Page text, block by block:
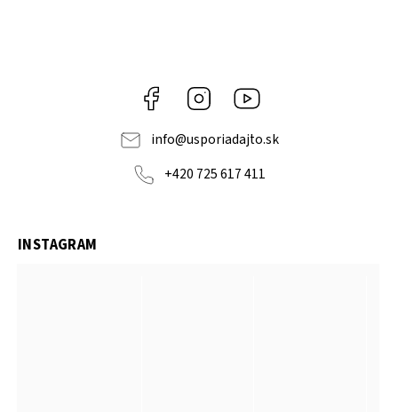
Facebook Instagram
info@usporiadajto.sk
+420 725 617 411
INSTAGRAM